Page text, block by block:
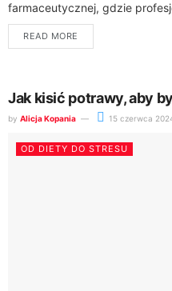
farmaceutycznej, gdzie
kluczową rolę w procesie
READ MORE
Jak kisić potrawy, aby
by Alicja Kopania 15 czerwca
OD DIETY DO STRESU